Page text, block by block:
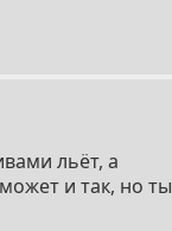
льёт, а
и так, но ты